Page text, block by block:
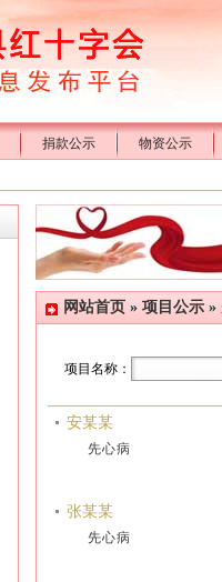
捐款公示 物资公示
网站首页 » 项目公示 »
项目名称：
安某某
先心病
张某某
先心病